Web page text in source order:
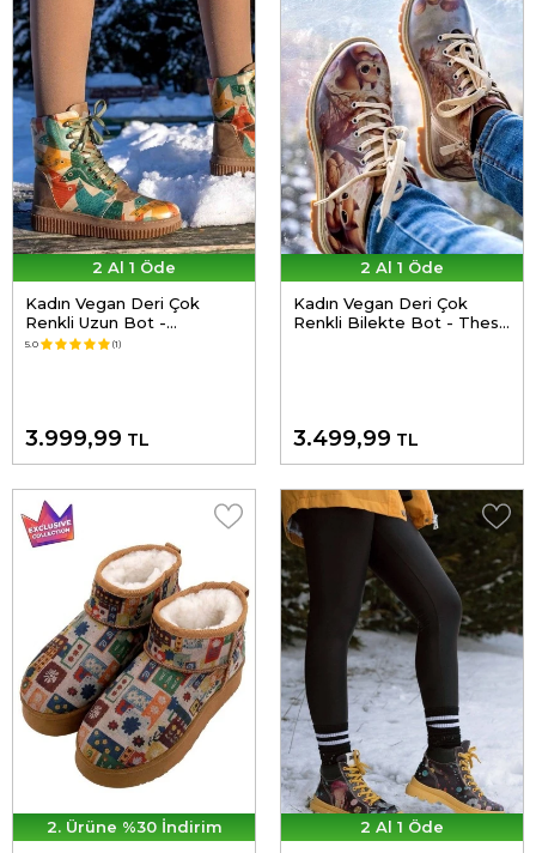
2 Al 1 Öde
Kadın Vegan Deri Çok
Renkli Uzun Bot -
Together We Fly Tasarım
5.0 (1)
3.999,99 TL
2 Al 1 Öde
Kadın Vegan Deri Çok
Renkli Bilekte Bot - These
3.499,99 TL
2. Ürüne %30 İndirim
2 Al 1 Öde